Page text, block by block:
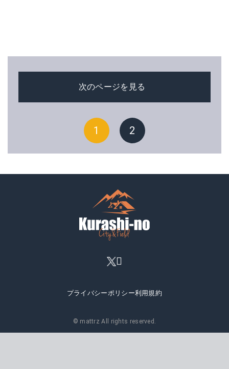
次のページを見る
1 2
プライバシーポリシー利用規約
© mattrz All rights reserved.